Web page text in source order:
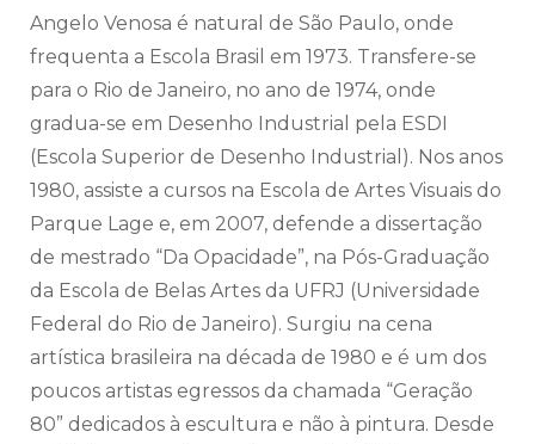
Angelo Venosa é natural de São Paulo, onde
frequenta a Escola Brasil em 1973. Transfere-se
para o Rio de Janeiro, no ano de 1974, onde
gradua-se em Desenho Industrial pela ESDI
(Escola Superior de Desenho Industrial). Nos anos
1980, assiste a cursos na Escola de Artes Visuais do
Parque Lage e, em 2007, defende a dissertação
de mestrado “Da Opacidade”, na Pós-Graduação
da Escola de Belas Artes da UFRJ (Universidade
Federal do Rio de Janeiro). Surgiu na cena
artística brasileira na década de 1980 e é um dos
poucos artistas egressos da chamada “Geração
80” dedicados à escultura e não à pintura. Desde